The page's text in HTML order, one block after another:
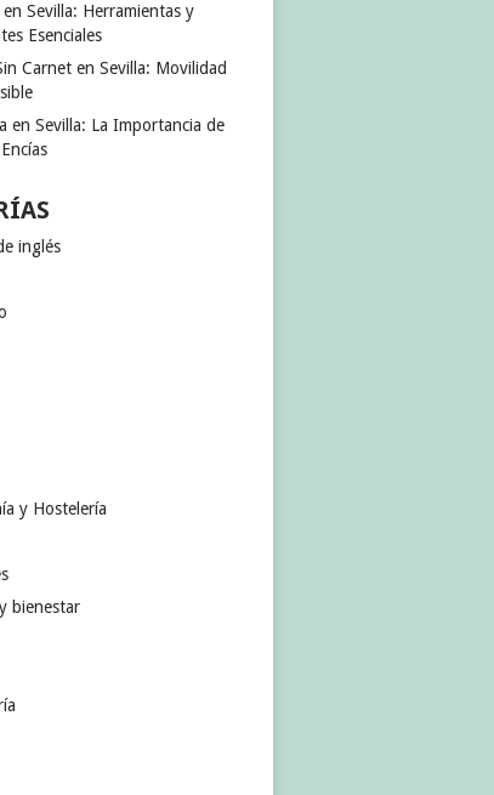
Sevilla: Herramientas y
Esenciales
Carnet en Sevilla: Movilidad
en Sevilla: La Importancia de
inglés
y Hostelería
bienestar